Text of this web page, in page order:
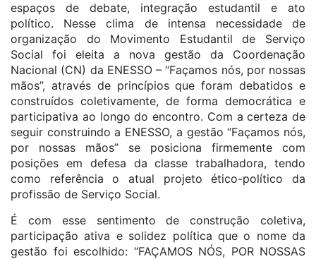
espaços de debate, integração estudantil e ato
político. Nesse clima de intensa necessidade de
organização do Movimento Estudantil de Serviço
Social foi eleita a nova gestão da Coordenação
Nacional (CN) da ENESSO – “Façamos nós, por nossas
mãos”, através de princípios que foram debatidos e
construídos coletivamente, de forma democrática e
participativa ao longo do encontro. Com a certeza de
seguir construindo a ENESSO, a gestão “Façamos nós,
por nossas mãos” se posiciona firmemente com
posições em defesa da classe trabalhadora, tendo
como referência o atual projeto ético-político da
profissão de Serviço Social.
É com esse sentimento de construção coletiva,
participação ativa e solidez política que o nome da
gestão foi escolhido: “FAÇAMOS NÓS, POR NOSSAS